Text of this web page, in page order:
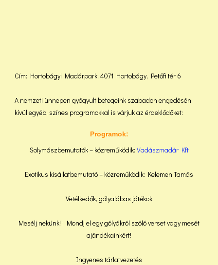
Cím: Hortobágyi Madárpark, 4071 Hortobágy, Petőfi tér 6
A nemzeti ünnepen gyógyult betegeink szabadon engedésén
kívül egyéb, színes programokkal is várjuk az érdeklődőket:
Programok:
Solymászbemutatók – közreműködik: Vadászmadár Kft
Exotikus kisállatbemutató – közreműködik: Kelemen Tamás
Vetélkedők, gólyalábas játékok
Mesélj nekünk! : Mondj el egy gólyákról szóló verset vagy mesét
ajándékainkért!
Ingyenes tárlatvezetés